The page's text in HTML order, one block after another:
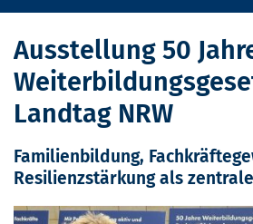
Ausstellung 50
Landtag NRW
Familienbildung,
Resilienzstärkung als